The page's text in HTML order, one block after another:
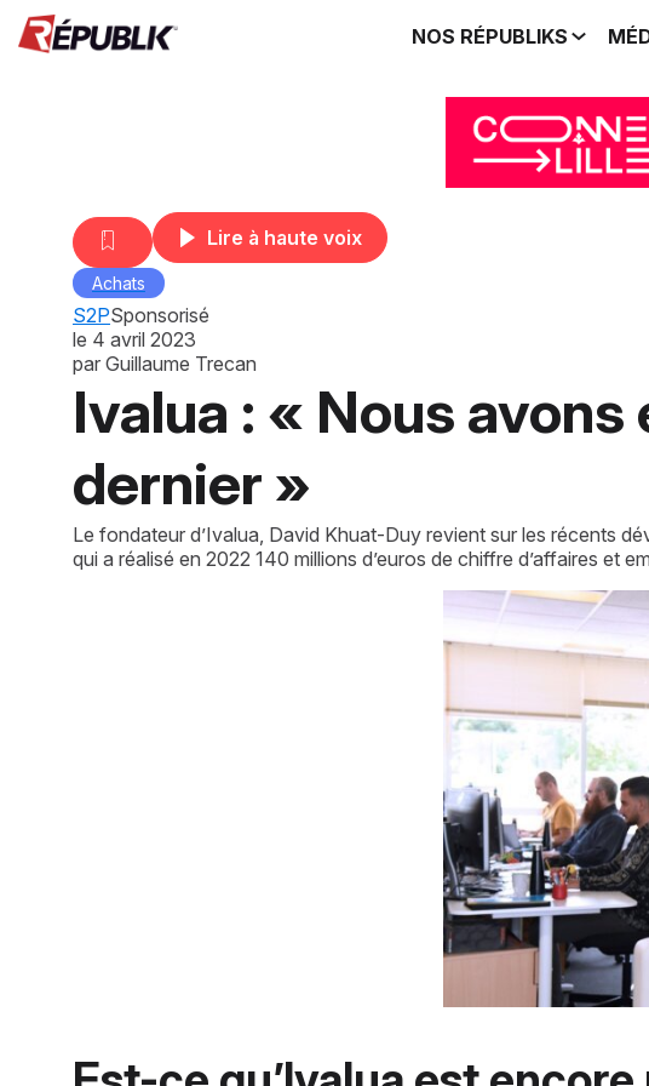
NOS RÉPUBLIKS
Lire à haute voix
Achats
S2PSponsorisé
le 4 avril 2023
par Guillaume Trecan
Ivalua : « Nous
dernier »
Le fondateur d’Ivalua, David Khuat-Duy revient sur les récents
qui a réalisé en 2022 140 millions d’euros de chiffre d’affaires et